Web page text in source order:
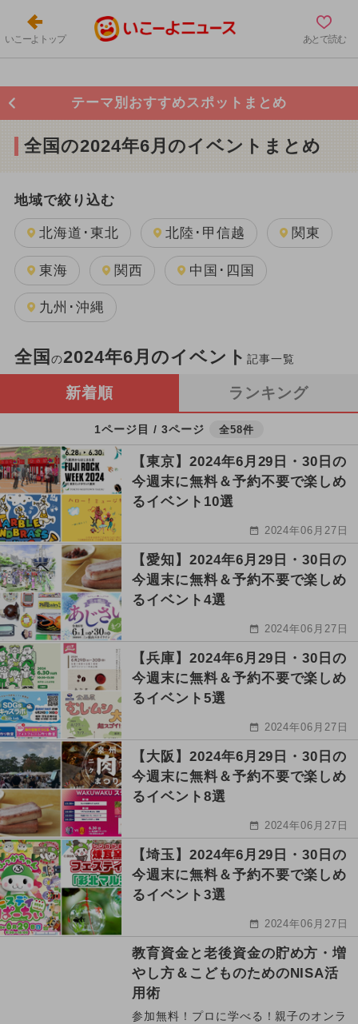
いこーよトップ あとで読む
テーマ別おすすめスポットまとめ
全国の2024年6月のイベントまとめ
地域で絞り込む
北海道･東北 北陸･甲信越 関東
東海 関西 中国･四国
九州･沖縄
全国 の2024年6月のイベント記事一覧
新着順 ランキング
1ページ目 / 3ページ 全58件
【東京】2024年6月29日・30日の
今週末に無料＆予約不要で楽しめ
るイベント10選
2024年06月27日
【愛知】2024年6月29日・30日の
今週末に無料＆予約不要で楽しめ
るイベント4選
2024年06月27日
【兵庫】2024年6月29日・30日の
今週末に無料＆予約不要で楽しめ
るイベント5選
2024年06月27日
【大阪】2024年6月29日・30日の
今週末に無料＆予約不要で楽しめ
るイベント8選
2024年06月27日
【埼玉】2024年6月29日・30日の
今週末に無料＆予約不要で楽しめ
るイベント3選
2024年06月27日
教育資金と老後資金の貯め方・増
やし方＆こどものためのNISA活
用術
参加無料！プロに学べる！親子のオンラ